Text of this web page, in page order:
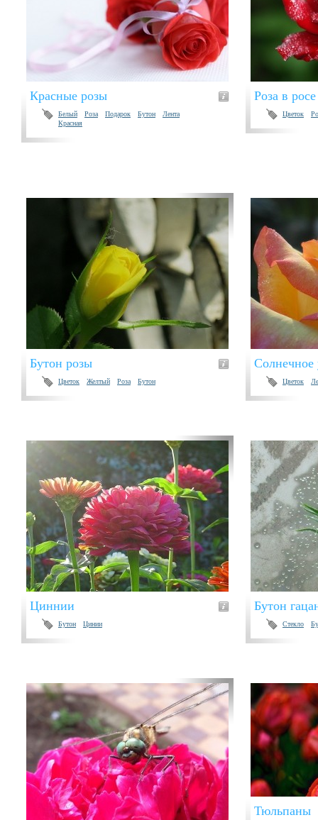
Красные розы
Белый Роза Подарок Бутон
Лента
Красная
Роза в росе
Цветок
Бутон розы
Цветок Желтый Роза Бутон
Солнечное
Цветок
Циннии
Бутон Цинии
Бутон
Стекло
Тюльпаны